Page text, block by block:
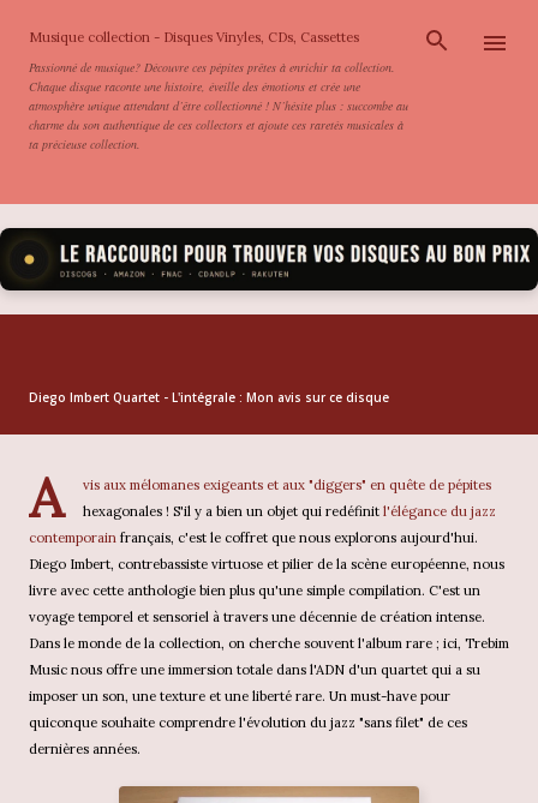
Accéder au contenu principal
Musique collection - Disques Vinyles, CDs, Cassettes
Passionné de musique? Découvre ces pépites prêtes à enrichir ta collection.
Chaque disque raconte une histoire, éveille des émotions et crée une
atmosphère unique attendant d’être collectionné ! N’hésite plus : succombe au
charme du son authentique de ces collectors et ajoute ces raretés musicales à
ta précieuse collection.
Diego Imbert Quartet - L'intégrale : Mon avis sur ce disque
A
vis aux mélomanes exigeants et aux "diggers" en quête de pépites
hexagonales ! S'il y a bien un objet qui redéfinit l'élégance du jazz
contemporain français, c'est le coffret que nous explorons aujourd'hui.
Diego Imbert, contrebassiste virtuose et pilier de la scène européenne, nous
livre avec cette anthologie bien plus qu'une simple compilation. C'est un
voyage temporel et sensoriel à travers une décennie de création intense.
Dans le monde de la collection, on cherche souvent l'album rare ; ici, Trebim
Music nous offre une immersion totale dans l'ADN d'un quartet qui a su
imposer un son, une texture et une liberté rare. Un must-have pour
quiconque souhaite comprendre l'évolution du jazz "sans filet" de ces
dernières années.